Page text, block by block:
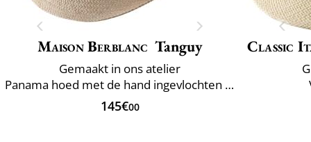
Maison Berblanc Tanguy
Gemaakt in ons atelier
Panama hoed met de hand ingevlochten in Ecuador
145€00
Classic